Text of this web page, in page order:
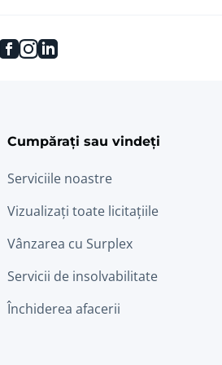
facebook
instagram
linkedin
Cumpărați sau vindeți
Serviciile noastre
Vizualizați toate licitațiile
Vânzarea cu Surplex
Servicii de insolvabilitate
Închiderea afacerii